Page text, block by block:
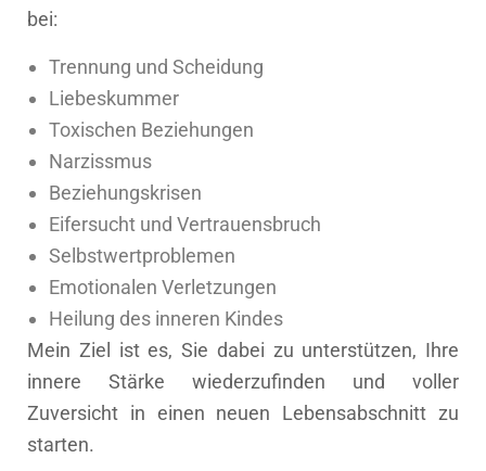
bei:
Trennung und Scheidung
Liebeskummer
Toxischen Beziehungen
Narzissmus
Beziehungskrisen
Eifersucht und Vertrauensbruch
Selbstwertproblemen
Emotionalen Verletzungen
Heilung des inneren Kindes
Mein Ziel ist es, Sie dabei zu unterstützen, Ihre
innere Stärke wiederzufinden und voller
Zuversicht in einen neuen Lebensabschnitt zu
starten.